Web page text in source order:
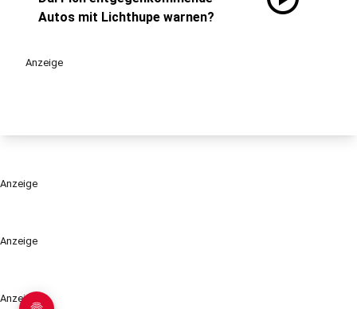
Anzeige
Anzeige
Autos mit Lichthupe warnen?
Anzeige
Anzeige